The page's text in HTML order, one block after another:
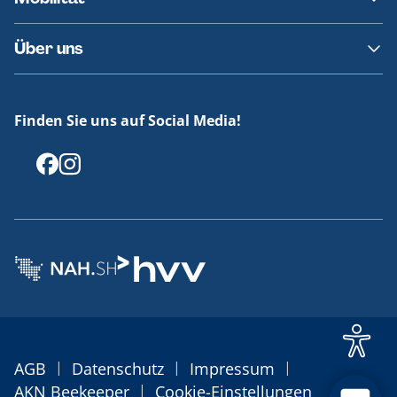
Fundsachen
Häufige Fragen
Barrierefreies Reisen
Erklärung Barrierefreiheit
Über uns
Offenlegungen
Finden Sie uns auf Social Media!
AGB | Datenschutz | Impressum |
AKN Beekeeper | Cookie-Einstellungen